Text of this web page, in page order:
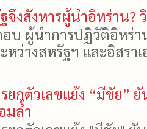
จึงสังหารผู้นำอิหร่าน?
บ ผู้นำการปฏิวัติอิหร่า
หว่างสหรัฐฯ และอิสรา
ยกตัวเลขแย้ง “มีชัย”
มล้ำ